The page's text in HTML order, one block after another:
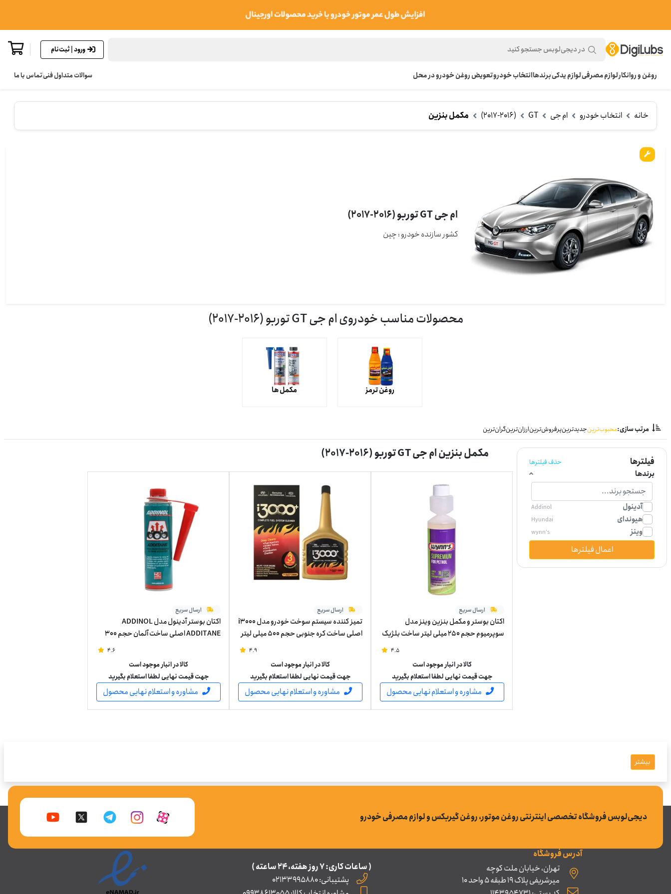
ورود | ثبت‌نام
روغن و روانکارلوازم مصرفیلوازم یدکیبرندهاانتخاب خودروتعویض روغن خودرو در محل سوالات متداول فنیتماس با ما
خانه انتخاب خودرو ام جی GT
(2017-2016) مکمل بنزین
ام جی GT توربو (2016-2017)
کشور سازنده خودرو : چين
محصولات مناسب خودروی ام جی GT توربو (2016-2017)
مکمل ها روغن ترمز
مرتب سازی:محبوب‌ترینجدیدترینپرفروش‌ترینارزان‌ترینگران‌ترین
فیلترها حذف فیلترها
برندها
آدینول Addinol
هیوندای Hyundai
وینز wynn's
اعمال فیلترها
مکمل بنزین ام جی GT توربو (2016-2017)
ارسال سریع
اکتان بوستر و مکمل بنزین وینز مدل
سوپرمیوم حجم 250 میلی لیتر ساخت بلژیک
4.5
کالا در انبار موجود است
جهت قیمت نهایی لطفا استعلام بگیرید
مشاوره و استعلام نهایی محصول
ارسال سریع
تمیز کننده سیستم سوخت خودرو مدل i3000
اصلی ساخت کره جنوبی حجم 500 میلی لیتر
4.9
کالا در انبار موجود است
جهت قیمت نهایی لطفا استعلام بگیرید
مشاوره و استعلام نهایی محصول
ارسال سریع
اکتان بوستر آدینول مدل ADDINOL
ADDITANE اصلی ساخت آلمان حجم 300
4.6
کالا در انبار موجود است
جهت قیمت نهایی لطفا استعلام بگیرید
مشاوره و استعلام نهایی محصول
بیشتر
دیجی‌لوبس فروشگاه تخصصی اینترنتی روغن موتور، روغن گیربکس و لوازم مصرفی خودرو
آدرس فروشگاه
تهران، خیابان ملت کوچه
میرشریفی پلاک 19 طبقه 5 واحد 10
( ساعات کاری: ۷ روز ﻫﻔﺘﻪ، ۲۴ ﺳﺎﻋﺘﻪ )
پشتیبانی: 02133995880